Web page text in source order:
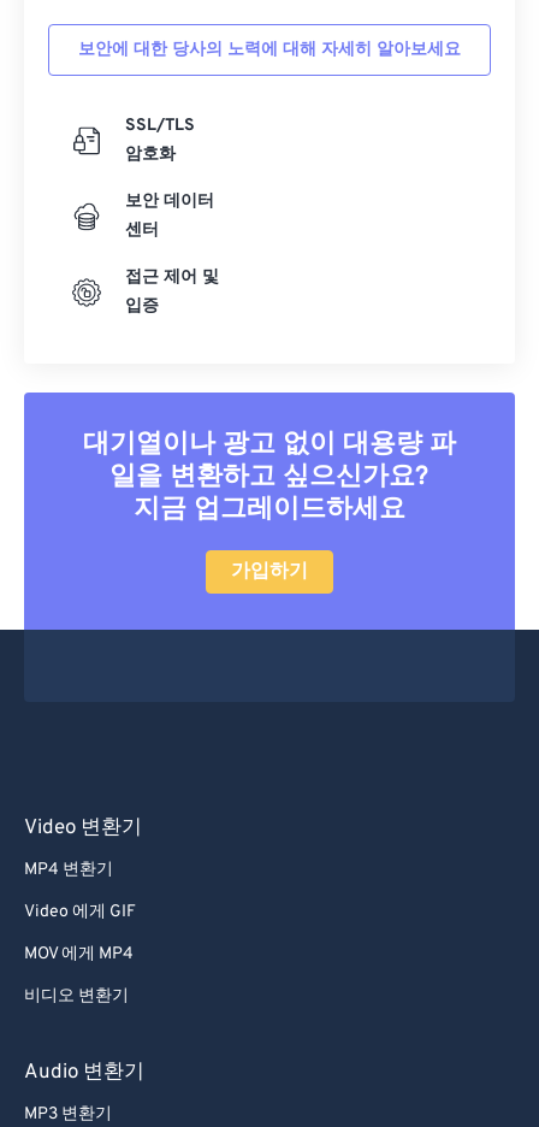
보안에 대한 당사의 노력에 대해 자세히 알아보세요
SSL/TLS
암호화
보안 데이터
센터
접근 제어 및
입증
대기열이나 광고 없이 대용량 파
일을 변환하고 싶으신가요?
지금 업그레이드하세요
가입하기
Video 변환기
MP4 변환기
Video 에게 GIF
MOV 에게 MP4
비디오 변환기
Audio 변환기
MP3 변환기